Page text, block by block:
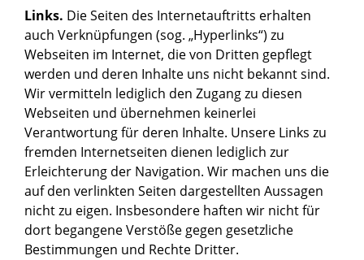
Links. Die Seiten des Internetauftritts erhalten
auch Verknüpfungen (sog. „Hyperlinks“) zu
Webseiten im Internet, die von Dritten gepflegt
werden und deren Inhalte uns nicht bekannt sind.
Wir vermitteln lediglich den Zugang zu diesen
Webseiten und übernehmen keinerlei
Verantwortung für deren Inhalte. Unsere Links zu
fremden Internetseiten dienen lediglich zur
Erleichterung der Navigation. Wir machen uns die
auf den verlinkten Seiten dargestellten Aussagen
nicht zu eigen. Insbesondere haften wir nicht für
dort begangene Verstöße gegen gesetzliche
Bestimmungen und Rechte Dritter.